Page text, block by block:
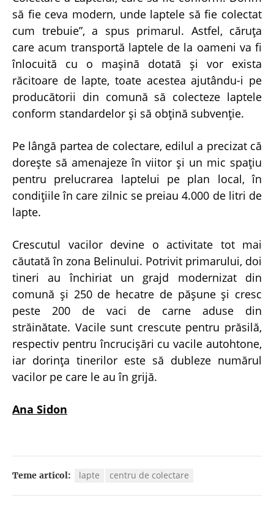
să fie ceva modern, unde laptele să fie colectat
cum trebuie”, a spus primarul. Astfel, căruţa
care acum transportă laptele de la oameni va fi
înlocuită cu o maşină dotată şi vor exista
răcitoare de lapte, toate acestea ajutându-i pe
producătorii din comună să colecteze laptele
conform standardelor şi să obţină subvenţie.
Pe lângă partea de colectare, edilul a precizat că
doreşte să amenajeze în viitor şi un mic spaţiu
pentru prelucrarea laptelui pe plan local, în
condiţiile în care zilnic se preiau 4.000 de litri de
lapte.
Crescutul vacilor devine o activitate tot mai
căutată în zona Belinului. Potrivit primarului, doi
tineri au închiriat un grajd modernizat din
comună şi 250 de hecatre de păşune şi cresc
peste 200 de vaci de carne aduse din
străinătate. Vacile sunt crescute pentru prăsilă,
respectiv pentru încrucişări cu vacile autohtone,
iar dorinţa tinerilor este să dubleze numărul
vacilor pe care le au în grijă.
Ana Sidon
Teme articol: lapte centru de colectare